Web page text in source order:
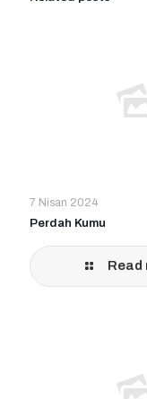
7 Nisan 2024
Perdah Kumu
Read